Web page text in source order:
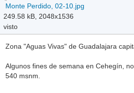
Monte Perdido, 02-10.jpg
249.58 kB, 2048x1536
visto
Zona "Aguas Vivas" de Guadalajara
Algunos fines de semana en Cehegín,
540 msnm.